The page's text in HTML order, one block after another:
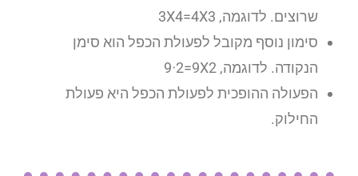
שרוצים. לדוגמה, 3X4=4X3
סימון נוסף מקובל לפעולת הכפל הוא סימן
הנקודה. לדוגמה, 9ᐧ2=9X2
הפעולה ההופכית לפעולת הכפל היא פעולת
החילוק.